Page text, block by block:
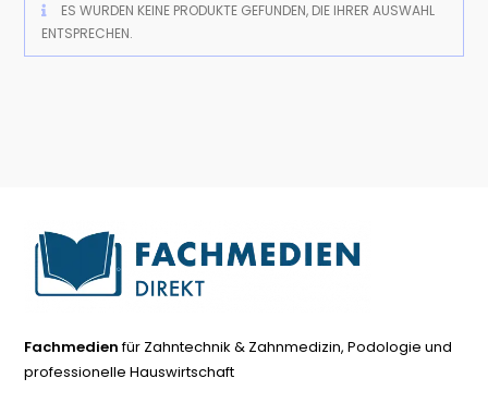
ES WURDEN KEINE PRODUKTE GEFUNDEN, DIE IHRER AUSWAHL
ENTSPRECHEN.
Fachmedienfür Zahntechnik & Zahnmedizin, Podologie und
professionelle Hauswirtschaft